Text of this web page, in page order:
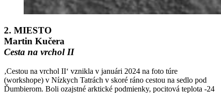
2. MIESTO
Martin Kučera
Cesta na vrchol II
‚Cestou na vrchol II‘ vznikla v januári 2024 na foto túre
(workshope) v Nízkych Tatrách v skoré ráno cestou na sedlo pod
Ďumbierom. Boli ozajstné arktické podmienky, pocitová teplota -24